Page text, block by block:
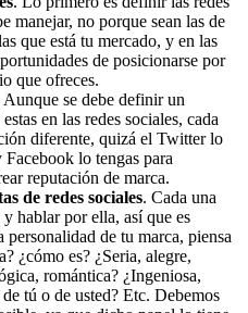
manejar, no porque sean las de
que está tu mercado, y en las
de posicionarse por
que ofreces.
Aunque se debe definir un
en las redes sociales, cada
diferente, quizá el Twitter lo
Facebook lo tengas para
reputación de marca.
de redes sociales. Cada una
hablar por ella, así que es
personalidad de tu marca, piensa
¿cómo es? ¿Seria, alegre,
romántica? ¿Ingeniosa,
tú o de usted? Etc. Debemos